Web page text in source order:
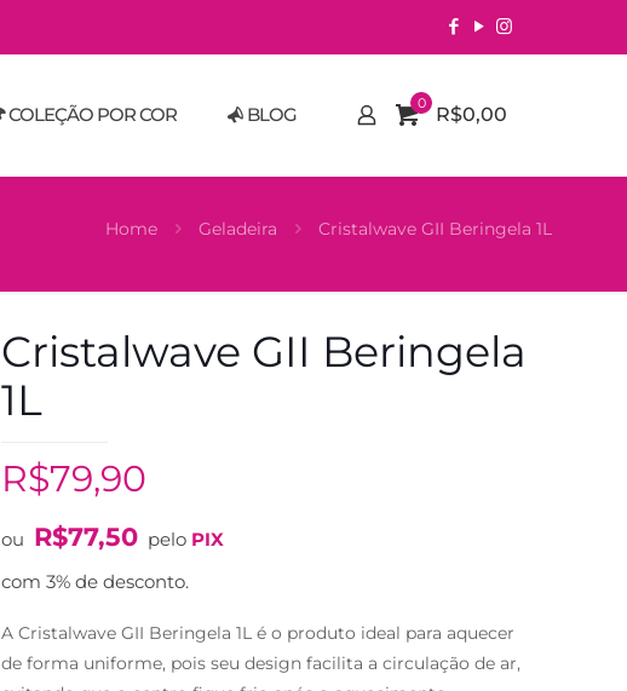
COLEÇÃO POR COR BLOG 0 R$0,00
Home Geladeira Cristalwave GII Beringela 1L
Cristalwave GII Beringela
1L
R$79,90
ou R$77,50 pelo PIX
com 3% de desconto.
A Cristalwave GII Beringela 1L é o produto ideal para aquecer
de forma uniforme, pois seu design facilita a circulação de ar,